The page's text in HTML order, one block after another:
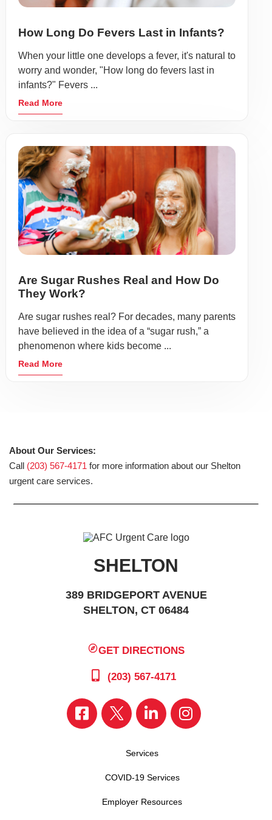
How Long Do Fevers Last in Infants?
When your little one develops a fever, it's natural to
worry and wonder, "How long do fevers last in
infants?" Fevers ...
Read More
Are Sugar Rushes Real and How Do
They Work?
Are sugar rushes real? For decades, many parents
have believed in the idea of a “sugar rush,” a
phenomenon where kids become ...
Read More
About Our Services:
Call (203) 567-4171 for more information about our Shelton
urgent care services.
SHELTON
389 BRIDGEPORT AVENUE
SHELTON, CT 06484
GET DIRECTIONS
(203) 567-4171
Services
COVID-19 Services
Employer Resources